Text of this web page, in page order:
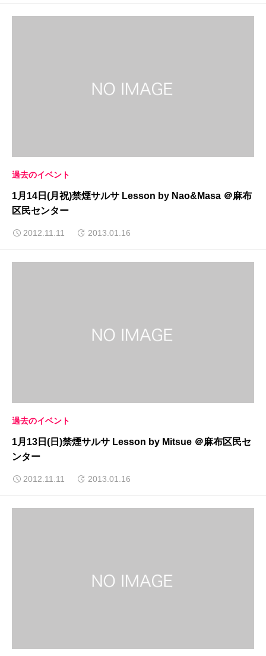
過去のイベント
1月14日(月祝)禁煙サルサ Lesson by Nao&Masa ＠麻布
区民センター
2012.11.11 2013.01.16
過去のイベント
1月13日(日)禁煙サルサ Lesson by Mitsue ＠麻布区民セ
ンター
2012.11.11 2013.01.16